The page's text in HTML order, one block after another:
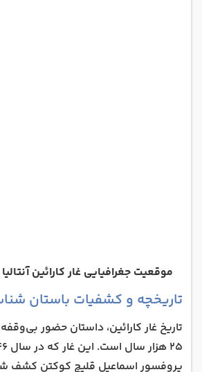
موقعیت جغرافیایی غار کارائین
تاریخچه و کشفیات باستان
تاریخ غار کارائین، داستان حضور
پروفسور اسماعیل قلیچ کوکتن کشف